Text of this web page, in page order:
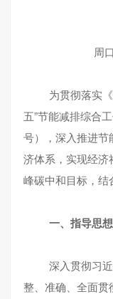
周
为贯彻落实
五”节能减排综合
号），深入推进
济体系，实现经济
峰碳中和目标，结
一、指导思想
深入贯彻习
整、准确、全面贯